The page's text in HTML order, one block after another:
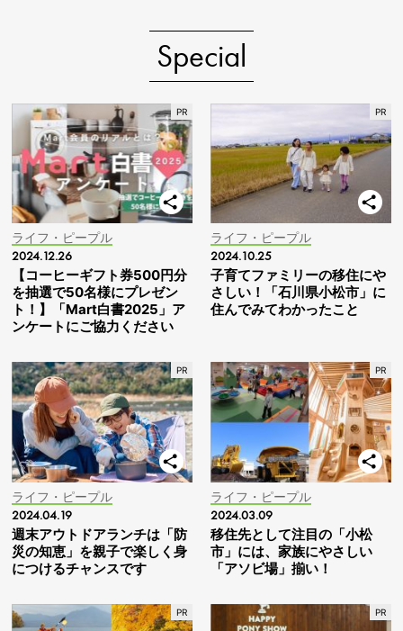
Special
ライフ・ピープル
2024.12.26
【コーヒーギフト券500円分
を抽選で50名様にプレゼン
ト！】「Mart白書2025」ア
ンケートにご協力ください
ライフ・ピープル
2024.10.25
子育てファミリーの移住にや
さしい！「石川県小松市」に
住んでみてわかったこと
ライフ・ピープル
2024.04.19
週末アウトドアランチは「防
災の知恵」を親子で楽しく身
につけるチャンスです
ライフ・ピープル
2024.03.09
移住先として注目の「小松
市」には、家族にやさしい
「アソビ場」揃い！